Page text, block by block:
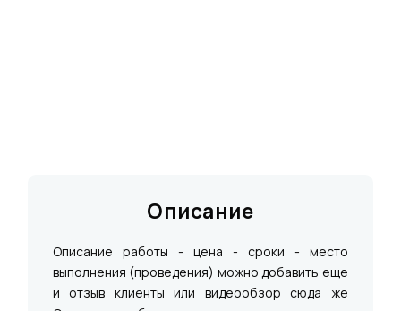
Описание
Описание работы - цена - сроки - место
выполнения (проведения) можно добавить еще
и отзыв клиенты или видеообзор сюда же